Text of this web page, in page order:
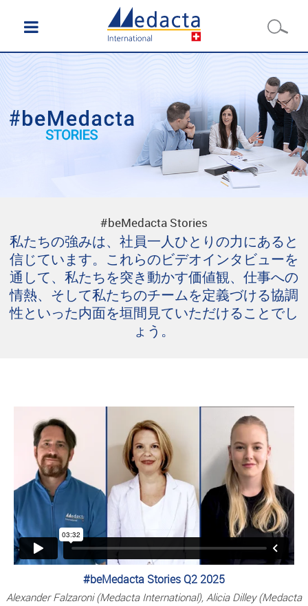
#beMedacta Stories
私たちの強みは、社員一人ひとりの力にあると
信じています。これらのビデオインタビューを
通して、私たちを突き動かす価値観、仕事への
情熱、そして私たちのチームを定義づける協調
性といった内面を垣間見ていただけることでし
ょう。
#beMedacta Stories Q2 2025
Alexander Falzaroni (Medacta International), Alicia Dilley (Medacta